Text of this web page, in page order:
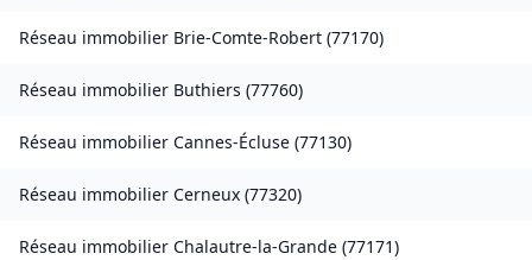
Réseau immobilier Brie-Comte-Robert (77170)
Réseau immobilier Buthiers (77760)
Réseau immobilier Cannes-Écluse (77130)
Réseau immobilier Cerneux (77320)
Réseau immobilier Chalautre-la-Grande (77171)